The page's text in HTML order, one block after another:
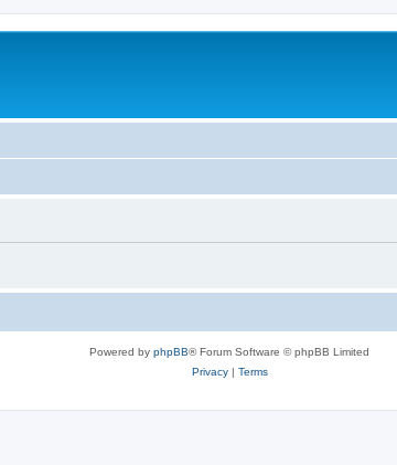
Powered by phpBB® Forum Software © phpBB Limited
Privacy| Terms